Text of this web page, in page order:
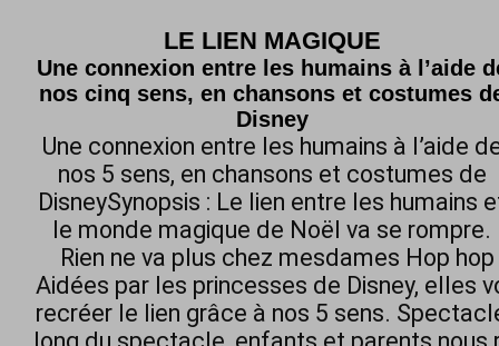
LE LIEN MAGIQUE
Une connexion entre les humains à l’aide
nos cinq sens, en chansons et costumes
Disney
Une connexion entre les humains à l’aide
nos 5 sens, en chansons et costumes de
DisneySynopsis : Le lien entre les humains
le monde magique de Noël va se rompre.
Rien ne va plus chez mesdames Hop
Aidées par les princesses de Disney, elles
recréer le lien grâce à nos 5 sens.